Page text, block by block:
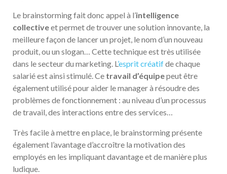
Le brainstorming fait donc appel à l’intelligence
collectiveet permet de trouver une solution innovante, la
meilleure façon de lancer un projet, le nom d’un nouveau
produit, ou un slogan… Cette technique est très utilisée
dans le secteur du marketing. L ’esprit créatifde chaque
salarié est ainsi stimulé. Ce travail d’équipepeut être
également utilisé pour aider le manager à résoudre des
problèmes de fonctionnement : au niveau d’un processus
de travail, des interactions entre des services…
Très facile à mettre en place, le brainstorming présente
également l’avantage d’accroître la motivation des
employés en les impliquant davantage et de manière plus
ludique.